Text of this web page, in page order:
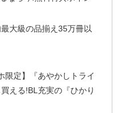
大級の品揃え35万冊以
限定】『あやかしトライ
える!BL充実の『ひかり